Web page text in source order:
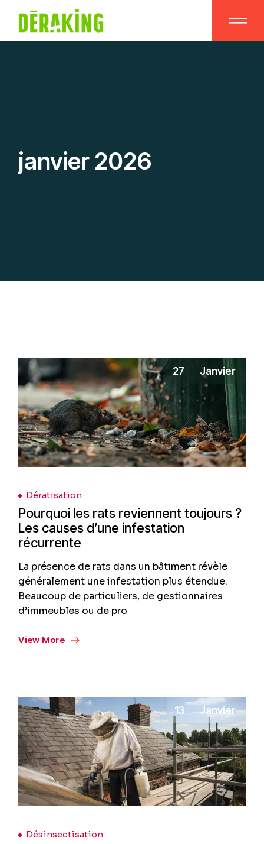
content
janvier 2026
27 Janvier
Dératisation
Pourquoi les rats reviennent toujours ?
Les causes d’une infestation
récurrente
La présence de rats dans un bâtiment révèle
généralement une infestation plus étendue.
Beaucoup de particuliers, de gestionnaires
d’immeubles ou de pro
View More
13 Janvier
Désinsectisation